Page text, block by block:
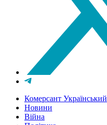
Комерсант Український
Новини
Війна